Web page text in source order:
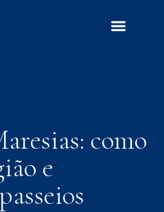
como
e